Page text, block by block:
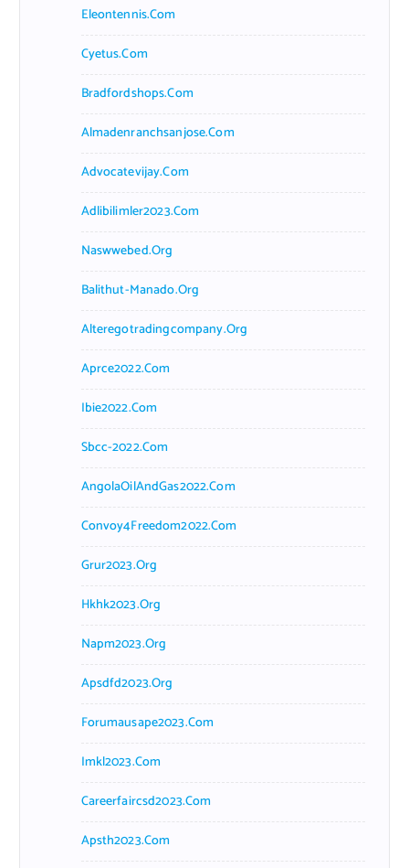
Eleontennis.com
Cyetus.com
Bradfordshops.com
Almadenranchsanjose.com
Advocatevijay.com
Adlibilimler2023.com
Naswwebed.org
Balithut-Manado.org
Alteregotradingcompany.org
Aprce2022.com
Ibie2022.com
Sbcc-2022.com
AngolaOilAndGas2022.com
Convoy4Freedom2022.com
Grur2023.org
Hkhk2023.org
Napm2023.org
Apsdfd2023.org
Forumausape2023.com
Imkl2023.com
Careerfaircsd2023.com
Apsth2023.com